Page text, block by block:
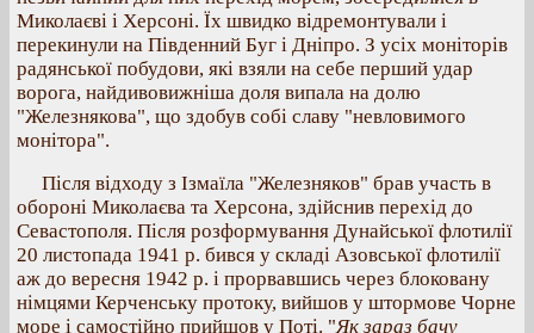
Миколаєві і Херсоні. Їх швидко відремонтували і
перекинули на Південний Буг і Дніпро. З усіх моніторів
радянської побудови, які взяли на себе перший удар
ворога, найдивовижніша доля випала на долю
"Железнякова", що здобув собі славу "невловимого
монітора".
Після відходу з Ізмаїла "Железняков" брав участь в
обороні Миколаєва та Херсона, здійснив перехід до
Севастополя. Після розформування Дунайської флотилії
20 листопада 1941 р. бився у складі Азовської флотилії
аж до вересня 1942 р. і прорвавшись через блоковану
німцями Керченську протоку, вийшов у штормове Чорне
море і самостійно прийшов у Поті. "Як зараз бачу